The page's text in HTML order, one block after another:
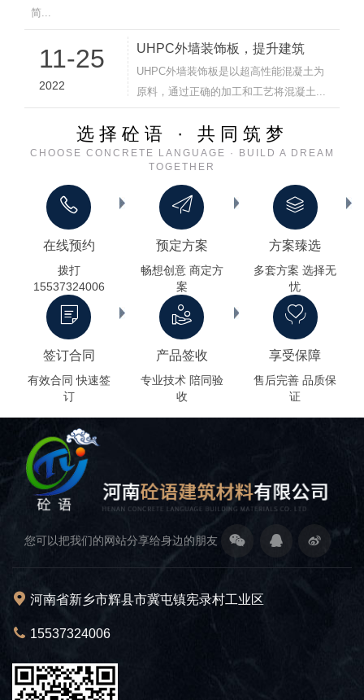
简...
11-25
2022
UHPC外墙装饰板，提升建筑
UHPC外墙装饰板是以超高性能混凝土为
原料，通过正确的加工和工艺将混凝土...
选择砼语 · 共同筑梦
CHOOSE CONCRETE LANGUAGE · BUILD A DREAM
TOGETHER
在线预约
拨打
15537324006
预定方案
畅想创意 商定方
案
方案臻选
多套方案 选择无
忧
签订合同
有效合同 快速签
订
产品签收
专业技术 陪同验
收
享受保障
售后完善 品质保
证
您可以把我们的网站分享给身边的朋友
河南省新乡市辉县市冀屯镇宪录村工业区
15537324006